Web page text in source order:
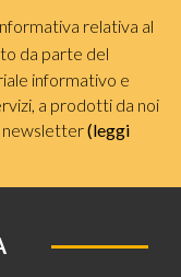
relativa al
da parte del
informativo e
a prodotti da noi
newsletter(leggi